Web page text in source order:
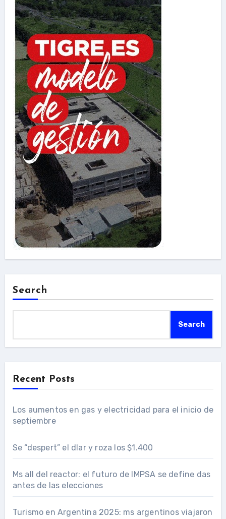
Search
Search
Recent Posts
Los aumentos en gas y electricidad para el inicio de
septiembre
Se “despert” el dlar y roza los $1.400
Ms all del reactor: el futuro de IMPSA se define das
antes de las elecciones
Turismo en Argentina 2025: ms argentinos viajaron